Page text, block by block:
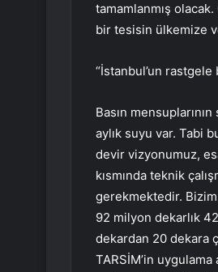
tamamlanmış
bir tesisin ülkemize
“İstanbul’un rastgele
Basın
aylık suyu var. Tabi
devir vizyonumuz,
kısmında teknik
gerekmektedir. Bizim
92 milyon dekarlık
dekardan 20 dekara
TARSİM’in